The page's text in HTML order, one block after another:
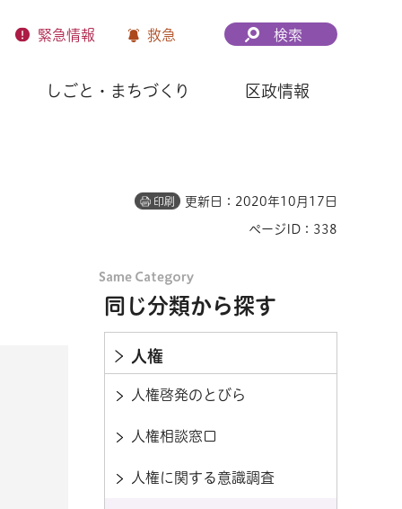
緊急情報 救急 検索
しごと・まちづくり 区政情報
印刷 更新日：2020年10月17日
ページID：338
同じ分類から探す
人権
人権啓発のとびら
人権相談窓口
人権に関する意識調査